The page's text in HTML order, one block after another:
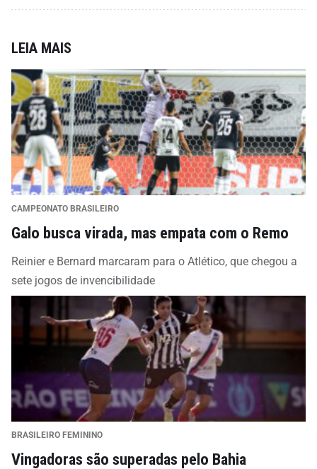
LEIA MAIS
CAMPEONATO BRASILEIRO
Galo busca virada, mas empata com o Remo
Reinier e Bernard marcaram para o Atlético, que chegou a
sete jogos de invencibilidade
BRASILEIRO FEMININO
Vingadoras são superadas pelo Bahia